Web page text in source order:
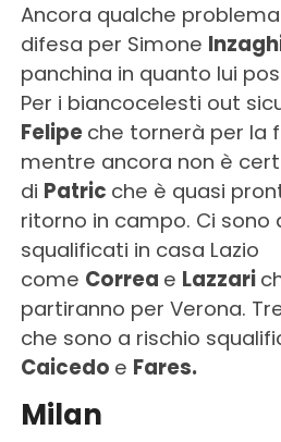
Ancora qualche
difesa per Simone
panchina in quanto lui
Per i biancocelesti out
Felipe che tornerà per la
mentre ancora non è
di Patric che è quasi
ritorno in campo. Ci sono
squalificati in casa Lazio
come Correa e Lazzari
partiranno per Verona.
che sono a rischio
Caicedo e Fares.
Milan